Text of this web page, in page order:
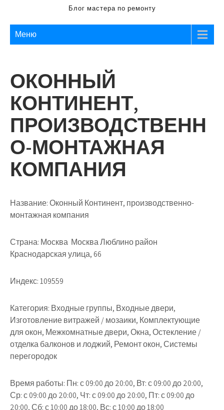
Блог мастера по ремонту
Меню
ОКОННЫЙ
КОНТИНЕНТ,
ПРОИЗВОДСТВЕНН
О-МОНТАЖНАЯ
КОМПАНИЯ
Название:Оконный Континент, производственно-
монтажная компания
Страна: Москва Москва Люблино район
Краснодарская улица, 66
Индекс:109559
Категория: Входные группы, Входные двери,
Изготовление витражей / мозаики, Комплектующие
для окон, Межкомнатные двери, Окна, Остекление /
отделка балконов и лоджий, Ремонт окон, Системы
перегородок
Время работы: Пн: с 09:00 до 20:00, Вт: с 09:00 до 20:00,
Ср: с 09:00 до 20:00, Чт: с 09:00 до 20:00, Пт: с 09:00 до
20:00, Сб: с 10:00 до 18:00, Вс: с 10:00 до 18:00